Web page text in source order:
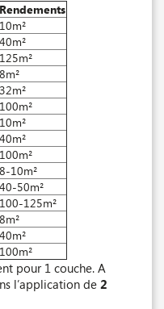
Rendements
10m²
40m²
125m²
8m²
32m²
100m²
10m²
40m²
100m²
8-10m²
40-50m²
100-125m²
8m²
40m²
100m²
pour 1 couche. A
l’application de2